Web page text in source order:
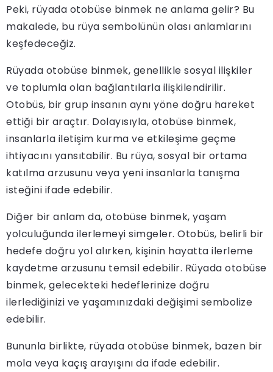
Peki, rüyada otobüse binmek ne anlama gelir? Bu
makalede, bu rüya sembolünün olası anlamlarını
keşfedeceğiz.
Rüyada otobüse binmek, genellikle sosyal ilişkiler
ve toplumla olan bağlantılarla ilişkilendirilir.
Otobüs, bir grup insanın aynı yöne doğru hareket
ettiği bir araçtır. Dolayısıyla, otobüse binmek,
insanlarla iletişim kurma ve etkileşime geçme
ihtiyacını yansıtabilir. Bu rüya, sosyal bir ortama
katılma arzusunu veya yeni insanlarla tanışma
isteğini ifade edebilir.
Diğer bir anlam da, otobüse binmek, yaşam
yolculuğunda ilerlemeyi simgeler. Otobüs, belirli bir
hedefe doğru yol alırken, kişinin hayatta ilerleme
kaydetme arzusunu temsil edebilir. Rüyada otobüse
binmek, gelecekteki hedeflerinize doğru
ilerlediğinizi ve yaşamınızdaki değişimi sembolize
edebilir.
Bununla birlikte, rüyada otobüse binmek, bazen bir
mola veya kaçış arayışını da ifade edebilir.